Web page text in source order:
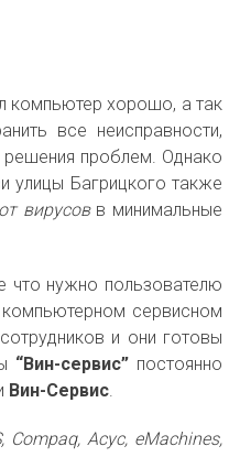
компьютер хорошо, а так
все неисправности,
проблем. Однако
улицы Багрицкого также
вирусовв минимальные
что нужно пользователю
сервисном
и они готовы
“Вин-сервис”постоянно
Вин-Сервис.
Compaq, Асус, eMachines,